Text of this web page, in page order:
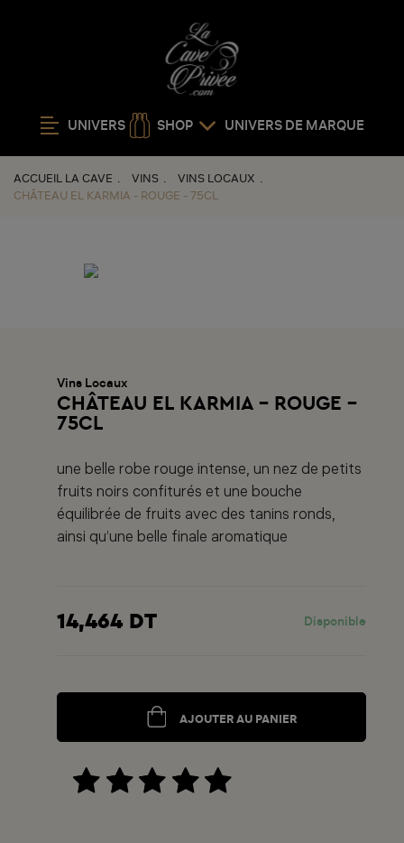
UNIVERS SHOP UNIVERS DE MARQUE
ACCUEIL LA CAVE VINS
VINS LOCAUX
CHÂTEAU EL KARMIA - ROUGE - 75CL
Vins Locaux
CHÂTEAU EL KARMIA - ROUGE -
75CL
une belle robe rouge intense, un nez de petits
fruits noirs confiturés et une bouche
équilibrée de fruits avec des tanins ronds,
ainsi qu’une belle finale aromatique
14,464 DT Disponible
AJOUTER AU PANIER